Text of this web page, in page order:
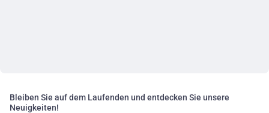
Bleiben Sie auf dem Laufenden und entdecken Sie unsere
Neuigkeiten!